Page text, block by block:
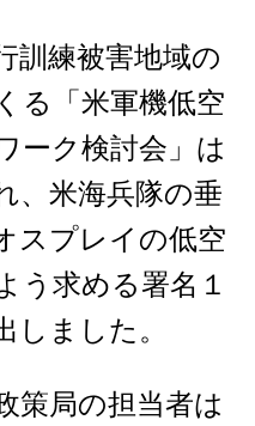
訓練被害地域の
る「米軍機低空
ーク検討会」は
、米海兵隊の垂
スプレイの低空
う求める署名１
しました。
策局の担当者は